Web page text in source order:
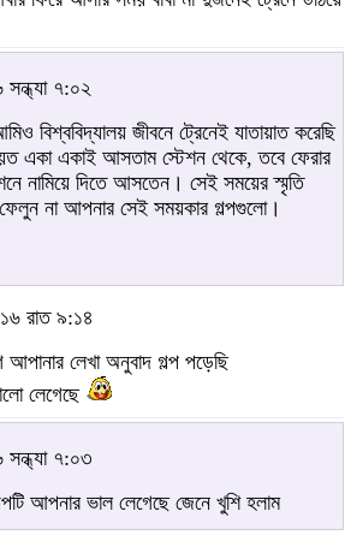
সন্ধ্যা ৭:০২
বিশ্ববিদ্যালয় জীবনে ট্রেনেই যাতায়াত করেছি
একা একাই আসতাম স্টেশন থেকে, তবে ফেরার
নামিয়ে দিতে আসতেন। সেই সময়ের স্মৃতি
না আপনার সেই সময়কার গল্পগুলো।
রাত ৯:১৪
লেখা অনুবাদ গল্প পড়েছি
লেগেছে
সন্ধ্যা ৭:০৩
আপনার ভাল লেগেছে জেনে খুশি হলাম